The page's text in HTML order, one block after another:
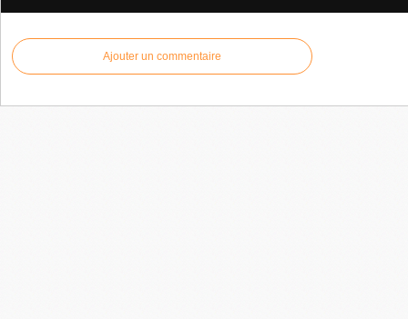
Ajouter un commentaire